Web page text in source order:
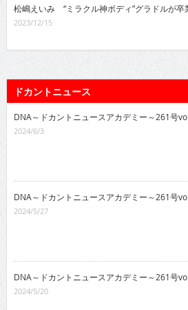
松嶋えいみ “ミラクル神ボディ”グラドルが卒
2023/12/15
ドカントニュース
DNA～ドカントニュースアカデミー～261号
2024/6/3
DNA～ドカントニュースアカデミー～261号
2024/5/27
DNA～ドカントニュースアカデミー～261号
2024/5/20